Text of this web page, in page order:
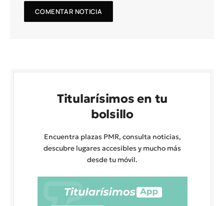
Titularísimos en tu
bolsillo
Encuentra plazas PMR, consulta noticias,
descubre lugares accesibles y mucho más
desde tu móvil.